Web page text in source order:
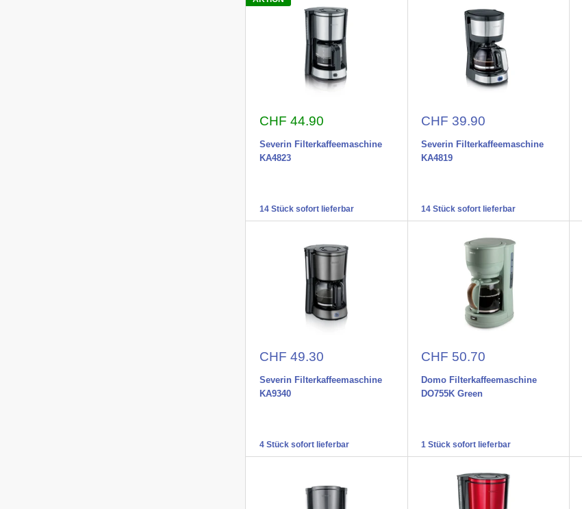
Aktionspreis
CHF 44.90
Severin Filterkaffeemaschine
KA4823
14 Stück sofort lieferbar
Aktionspreis
CHF 39.90
Severin Filterkaffeemaschine
KA4819
14 Stück sofort lieferbar
Aktionspreis
CHF 49.30
Severin Filterkaffeemaschine
KA9340
4 Stück sofort lieferbar
Aktionspreis
CHF 50.70
Domo Filterkaffeemaschine
DO755K Green
1 Stück sofort lieferbar